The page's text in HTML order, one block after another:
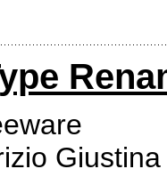
Giustina